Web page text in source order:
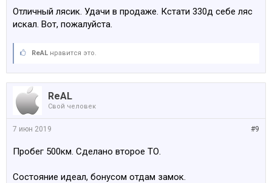
Отличный лясик. Удачи в продаже. Кстати 330д себе ляс
искал. Вот, пожалуйста.
ReAL нравится это.
ReAL
Свой человек
#9
7 июн 2019
Пробег 500км. Сделано второе ТО.
Состояние идеал, бонусом отдам замок.